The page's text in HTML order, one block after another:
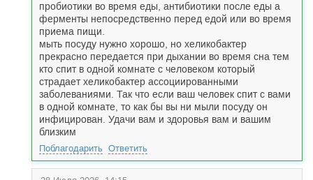
пробиотики во время еды, антибиотики после еды а
ферменты непосредственно перед едой или во время
приема пищи.
мыть посуду нужно хорошо, но хеликобактер
прекрасно передается при дыхании во время сна тем
кто спит в одной комнате с человеком который
страдает хеликобактер ассоциированными
заболеваниями. Так что если ваш человек спит с вами
в одной комнате, то как бы вы ни мыли посуду он
инфицирован. Удачи вам и здоровья вам и вашим
близким
Поблагодарить Ответить